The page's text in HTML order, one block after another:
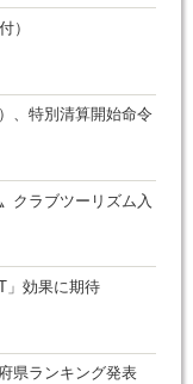
）
、特別清算開始命令
クラブツーリズム入
」効果に期待
県ランキング発表